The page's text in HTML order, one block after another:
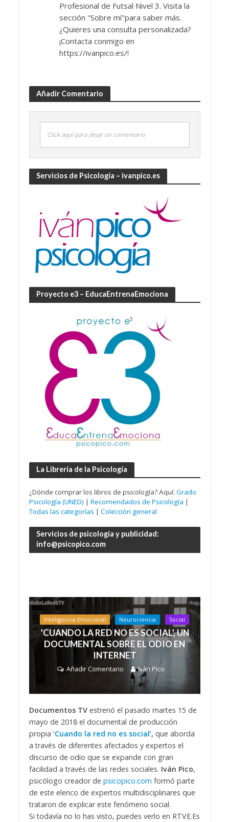
Profesional de Futsal Nivel 3. Visita la
sección "Sobre mí"para saber más.
¿Quieres una consulta personalizada?
¡Contacta conmigo en
https://ivanpico.es/!
Añadir Comentario
Click aquí para dejar un comentario
Servicios de Psicología – ivanpico.es
Proyecto e3 – EducaEntrenaEmociona
La Librería de la Psicología
¿Dónde comprar los libros de psicología? Aquí: Grado
Psicología (UNED) | Recomendados de Psicología |
Todas las categorías | Colección general
Servicios de psicología y publicidad:
info@psicopico.com
Inteligencia Emocional Neurociencia Social
’CUANDO LA RED NO ES SOCIAL’, UN
DOCUMENTAL SOBRE EL ODIO EN
INTERNET
Añadir Comentario Iván Pico
Documentos TVestrenó el pasado martes 15 de
mayo de 2018 el documental de producción
propia ‘Cuando la red no es social’, que aborda
a través de diferentes afectados y expertos el
discurso de odio que se expande con gran
facilidad a través de las redes sociales. Iván Pico,
psicólogo creador de psicopico.com formó parte
de este elenco de expertos multidisciplinares que
trataron de explicar este fenómeno social.
Si todavía no lo has visto, puedes verlo en RTVE.Es